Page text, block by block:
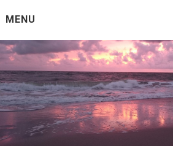
toMENU
yazmak,
saçılmış
Dalga Sesleri Eşliğinde Muhabbet